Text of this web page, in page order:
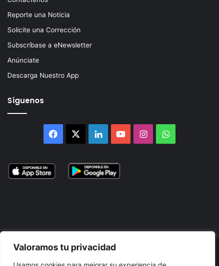
Valoramos tu privacidad
Reporte una Noticia
Solicite una Corrección
Subscríbase a eNewsletter
Anúnciate
Descarga Nuestro App
Síguenos
Facebook LinkedInYouTubeInstagramWhatsApp